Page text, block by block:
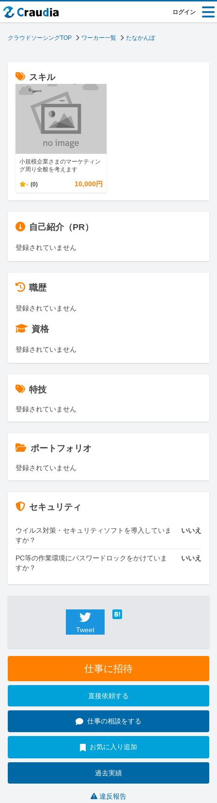
ログイン
クラウドソーシングTOP ワーカー一覧 たなかんぼ
スキル
小規模企業さまのマーケティン
グ周り全般を考えます
- (0) 10,000円
自己紹介（PR）
登録されていません
職歴
登録されていません
資格
登録されていません
特技
登録されていません
ポートフォリオ
登録されていません
セキュリティ
ウイルス対策・セキュリティソフトを導入していま
すか？
いいえ
PC等の作業環境にパスワードロックをかけていま
すか？
いいえ
Tweet
仕事に招待
直接依頼する
仕事の相談をする
お気に入り追加
過去実績
違反報告